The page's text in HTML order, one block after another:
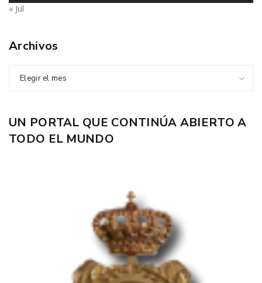
« Jul
Archivos
Elegir el mes
UN PORTAL QUE CONTINÚA ABIERTO A
TODO EL MUNDO